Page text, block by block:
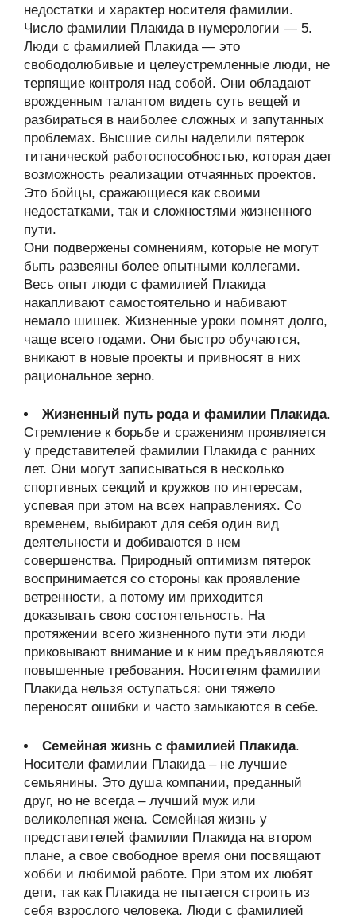
недостатки и характер носителя фамилии.
Число фамилии Плакида в нумерологии — 5.
Люди с фамилией Плакида — это
свободолюбивые и целеустремленные люди, не
терпящие контроля над собой. Они обладают
врожденным талантом видеть суть вещей и
разбираться в наиболее сложных и запутанных
проблемах. Высшие силы наделили пятерок
титанической работоспособностью, которая дает
возможность реализации отчаянных проектов.
Это бойцы, сражающиеся как своими
недостатками, так и сложностями жизненного
пути.
Они подвержены сомнениям, которые не могут
быть развеяны более опытными коллегами.
Весь опыт люди с фамилией Плакида
накапливают самостоятельно и набивают
немало шишек. Жизненные уроки помнят долго,
чаще всего годами. Они быстро обучаются,
вникают в новые проекты и привносят в них
рациональное зерно.
Жизненный путь рода и фамилии Плакида.
Стремление к борьбе и сражениям проявляется
у представителей фамилии Плакида с ранних
лет. Они могут записываться в несколько
спортивных секций и кружков по интересам,
успевая при этом на всех направлениях. Со
временем, выбирают для себя один вид
деятельности и добиваются в нем
совершенства. Природный оптимизм пятерок
воспринимается со стороны как проявление
ветренности, а потому им приходится
доказывать свою состоятельность. На
протяжении всего жизненного пути эти люди
приковывают внимание и к ним предъявляются
повышенные требования. Носителям фамилии
Плакида нельзя оступаться: они тяжело
переносят ошибки и часто замыкаются в себе.
Семейная жизнь с фамилией Плакида.
Носители фамилии Плакида – не лучшие
семьянины. Это душа компании, преданный
друг, но не всегда – лучший муж или
великолепная жена. Семейная жизнь у
представителей фамилии Плакида на втором
плане, а свое свободное время они посвящают
хобби и любимой работе. При этом их любят
дети, так как Плакида не пытается строить из
себя взрослого человека. Люди с фамилией